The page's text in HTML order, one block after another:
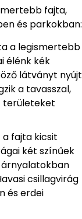
fajta,
és parkokban:
a legismertebb
élénk kék
látványt nyújt
a tavasszal,
területeket
a fajta kicsit
két színűek
árnyalatokban
csillagvirág
és erdei